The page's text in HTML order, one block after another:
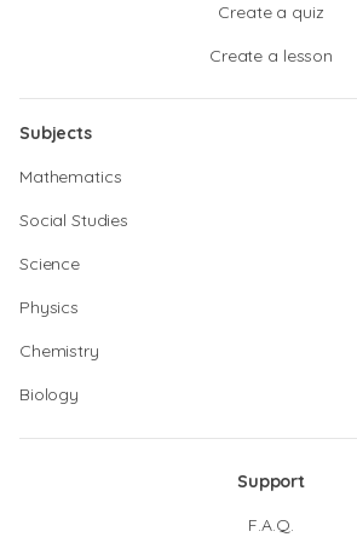
Create a quiz
Create a lesson
Subjects
Mathematics
Social Studies
Science
Physics
Chemistry
Biology
Support
F.A.Q.